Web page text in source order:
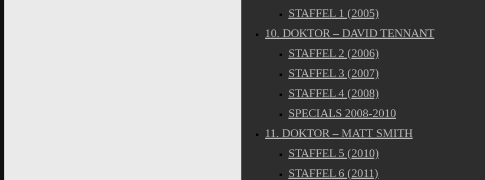
STAFFEL 1 (2005)
10. DOKTOR – DAVID TENNANT
STAFFEL 2 (2006)
STAFFEL 3 (2007)
STAFFEL 4 (2008)
SPECIALS 2008-2010
11. DOKTOR – MATT SMITH
STAFFEL 5 (2010)
STAFFEL 6 (2011)